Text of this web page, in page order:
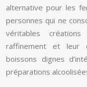
alternative pour les
personnes qui ne
véritables
raffinement et leur
boissons dignes
préparations